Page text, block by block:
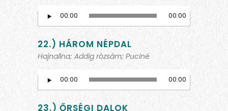
Player
00:00 00:00
22.) HÁROM NÉPDAL
Hajnallna; Addig rózsám; Puciné
Audio
Player
00:00 00:00
23.) ŐRSÉGI DALOK